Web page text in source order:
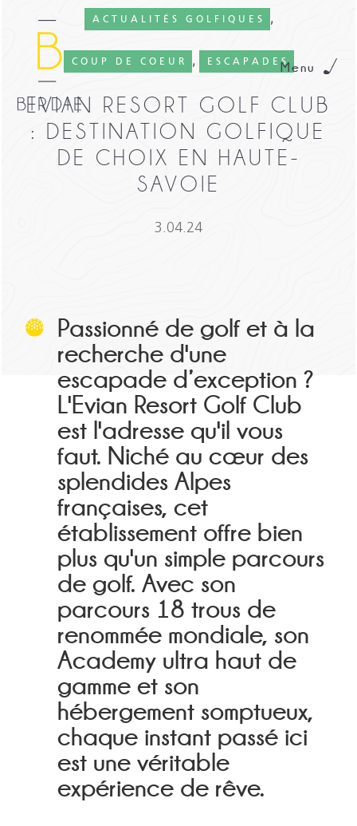
ACTUALITÉS GOLFIQUES ,
COUP DE COEUR , ESCAPADES
EVIAN RESORT GOLF CLUB
: DESTINATION GOLFIQUE
DE CHOIX EN HAUTE-
SAVOIE
3.04.24
Passionné de golf et à la
recherche d'une
escapade d’exception ?
L'Evian Resort Golf Club
est l'adresse qu'il vous
faut. Niché au cœur des
splendides Alpes
françaises, cet
établissement offre bien
plus qu'un simple parcours
de golf. Avec son
parcours 18 trous de
renommée mondiale, son
Academy ultra haut de
gamme et son
hébergement somptueux,
chaque instant passé ici
est une véritable
expérience de rêve.
Menu